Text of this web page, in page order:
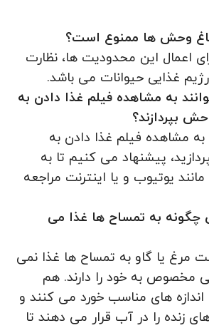
باغ وحش ها ممنوع است؟
اعمال این محدودیت‌ ها، نظارت
غذایی حیوانات می باشد.
به مشاهده فیلم غذا دادن به
بپردازند؟
به مشاهده فیلم غذا دادن به
پیشنهاد می‌ کنیم تا به
یوتیوب و یا اینترنت مراجعه
چگونه به تمساح ها غذا می
مرغ یا گاو به تمساح ها غذا نمی‌
مخصوص به خود را دارند. هم
اندازه های مناسب خورد می کنند و
زنده را در آب قرار می‌ دهند تا